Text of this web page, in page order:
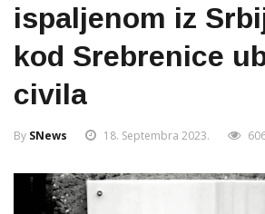
ispaljenom iz
kod Srebrenice
civila
By SNews 18. Septembra 2023.